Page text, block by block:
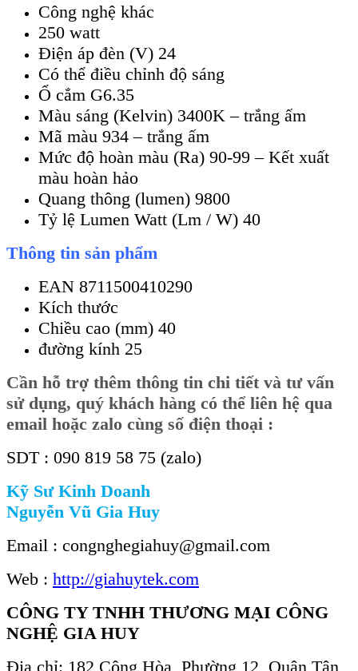
Công nghệ khác
250 watt
Điện áp đèn (V) 24
Có thể điều chỉnh độ sáng
Ổ cắm G6.35
Màu sáng (Kelvin) 3400K – trắng ấm
Mã màu 934 – trắng ấm
Mức độ hoàn màu (Ra) 90-99 – Kết xuất
màu hoàn hảo
Quang thông (lumen) 9800
Tỷ lệ Lumen Watt (Lm / W) 40
Thông tin sản phẩm
EAN 8711500410290
Kích thước
Chiều cao (mm) 40
đường kính 25
Cần hỗ trợ thêm thông tin chi tiết và tư vấn
sử dụng, quý khách hàng có thể liên hệ qua
email hoặc zalo cùng số điện thoại :
SDT : 090 819 58 75 (zalo)
Kỹ Sư Kinh Doanh
Nguyễn Vũ Gia Huy
Email : congnghegiahuy@gmail.com
Web : http://giahuytek.com
CÔNG TY TNHH THƯƠNG MẠI CÔNG
NGHỆ GIA HUY
Địa chỉ: 182 Cộng Hòa, Phường 12, Quận Tân